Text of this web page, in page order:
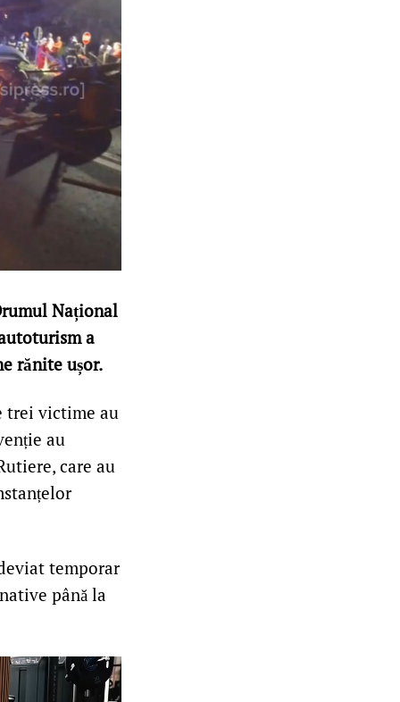
Național
a
rănite ușor.
trei victime au
au
care au
temporar
până la